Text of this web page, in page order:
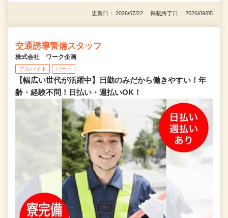
更新日： 2026/07/22 掲載終了日： 2026/09/05
交通誘導警備スタッフ
株式会社 ワーク企画
アルバイト パート
【幅広い世代が活躍中】日勤のみだから働きやすい！年
齢・経験不問！日払い・週払いOK！